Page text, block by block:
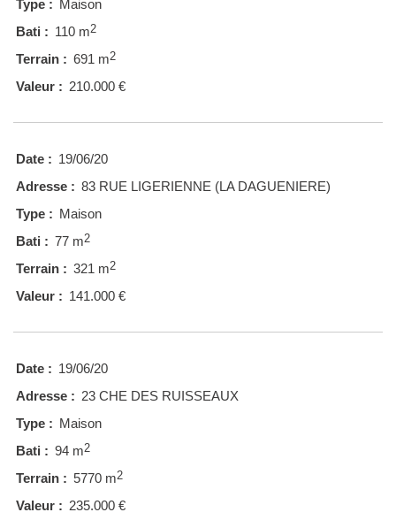
Type : Maison
Bati : 110 m2
Terrain : 691 m2
Valeur : 210.000 €
Date : 19/06/20
Adresse : 83 RUE LIGERIENNE (LA DAGUENIERE)
Type : Maison
Bati : 77 m2
Terrain : 321 m2
Valeur : 141.000 €
Date : 19/06/20
Adresse : 23 CHE DES RUISSEAUX
Type : Maison
Bati : 94 m2
Terrain : 5770 m2
Valeur : 235.000 €